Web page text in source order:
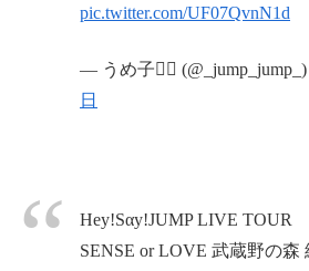
pic.twitter.com/UF07QvnN1d
— うめ子🤸‍♂️ (@_jump_jump_)
日
Hey!Sαy!JUMP LIVE TOUR
SENSE or LOVE 武蔵野の森